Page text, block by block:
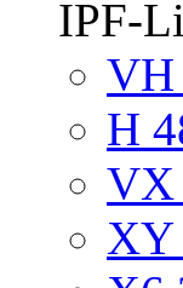
IPF-
VH
H
VX
XY